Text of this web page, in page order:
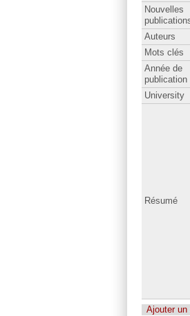
Nouvelles
Auteurs
Mots clés
Année de
publication
University
Résumé
Ajouter un